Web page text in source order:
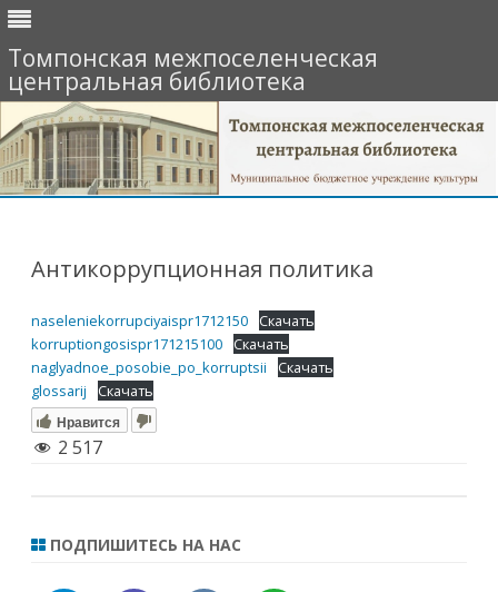
Томпонская межпоселенческая
центральная библиотека
Антикоррупционная политика
naseleniekorrupciyaispr1712150
Скачать
korruptiongosispr171215100
Скачать
naglyadnoe_posobie_po_korruptsii
Скачать
glossarij
Скачать
Нравится
2 517
ПОДПИШИТЕСЬ НА НАС